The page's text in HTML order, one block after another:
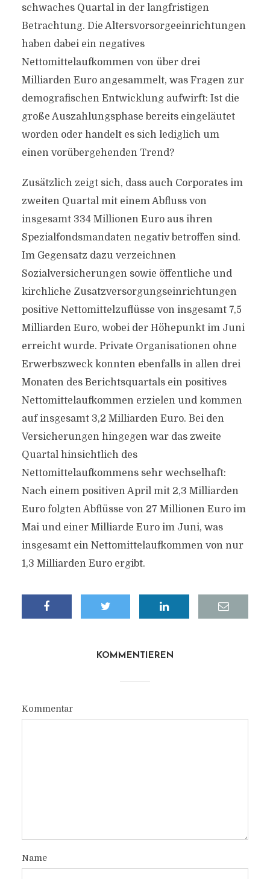
schwaches Quartal in der langfristigen
Betrachtung. Die Altersvorsorgeeinrichtungen
haben dabei ein negatives
Nettomittelaufkommen von über drei
Milliarden Euro angesammelt, was Fragen zur
demografischen Entwicklung aufwirft: Ist die
große Auszahlungsphase bereits eingeläutet
worden oder handelt es sich lediglich um
einen vorübergehenden Trend?
Zusätzlich zeigt sich, dass auch Corporates im
zweiten Quartal mit einem Abfluss von
insgesamt 334 Millionen Euro aus ihren
Spezialfondsmandaten negativ betroffen sind.
Im Gegensatz dazu verzeichnen
Sozialversicherungen sowie öffentliche und
kirchliche Zusatzversorgungseinrichtungen
positive Nettomittelzuflüsse von insgesamt 7,5
Milliarden Euro, wobei der Höhepunkt im Juni
erreicht wurde. Private Organisationen ohne
Erwerbszweck konnten ebenfalls in allen drei
Monaten des Berichtsquartals ein positives
Nettomittelaufkommen erzielen und kommen
auf insgesamt 3,2 Milliarden Euro. Bei den
Versicherungen hingegen war das zweite
Quartal hinsichtlich des
Nettomittelaufkommens sehr wechselhaft:
Nach einem positiven April mit 2,3 Milliarden
Euro folgten Abflüsse von 27 Millionen Euro im
Mai und einer Milliarde Euro im Juni, was
insgesamt ein Nettomittelaufkommen von nur
1,3 Milliarden Euro ergibt.
KOMMENTIEREN
Kommentar
Name